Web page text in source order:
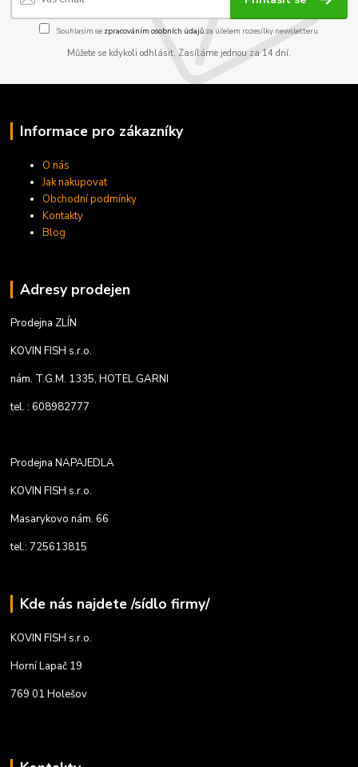
Souhlasím se zpracováním osobních údajůza účelem rozesílky newsletteru.
Můžete se kdykoli odhlásit. Zasíláme jednou za 14 dní.
Informace pro zákazníky
O nás
Jak nakupovat
Obchodní podmínky
Kontakty
Blog
Adresy prodejen
Prodejna ZLÍN
KOVIN FISH s.r.o.
nám. T.G.M. 1335, HOTEL GARNI
tel. : 608982777
Prodejna NAPAJEDLA
KOVIN FISH s.r.o.
Masarykovo nám. 66
tel.: 725613815
Kde nás najdete /sídlo firmy/
KOVIN FISH s.r.o.
Horní Lapač 19
769 01 Holešov